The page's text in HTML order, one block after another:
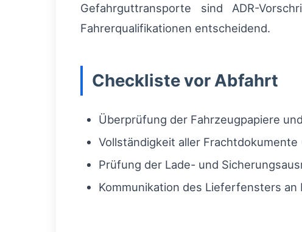
Gefahrguttransporte sind ADR-
Fahrerqualifikationen entscheidend.
Checkliste vor Abfahrt
Überprüfung der Fahrzeugpapiere
Vollständigkeit aller Frachtdokumente
Prüfung der Lade- und
Kommunikation des Lieferfensters an